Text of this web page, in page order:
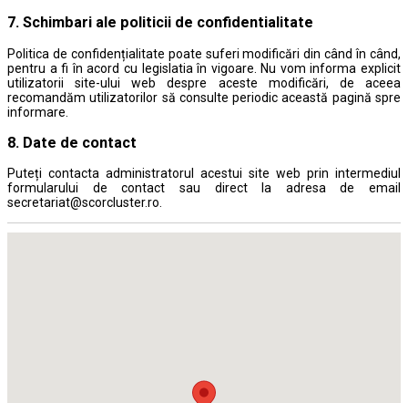
7. Schimbari ale politicii de confidentialitate
Politica de confidențialitate poate suferi modificări din când în când,
pentru a fi în acord cu legislatia în vigoare. Nu vom informa explicit
utilizatorii site-ului web despre aceste modificări, de aceea
recomandăm utilizatorilor să consulte periodic această pagină spre
informare.
8. Date de contact
Puteți contacta administratorul acestui site web prin intermediul
formularului de contact sau direct la adresa de email
secretariat@scorcluster.ro.